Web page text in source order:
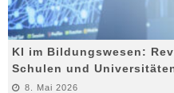
KI im Bildungswesen:
Schulen und
8. Mai 2026